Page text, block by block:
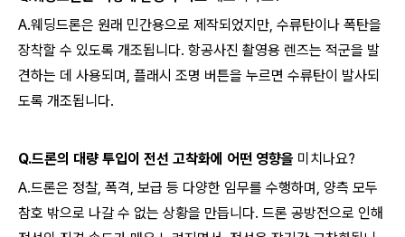
A.웨딩드론은 원래 민간용으로 제작되었지만, 수류탄이나 폭탄을
장착할 수 있도록 개조됩니다. 항공사진 촬영용 렌즈는 적군을 발
견하는 데 사용되며, 플래시 조명 버튼을 누르면 수류탄이 발사되
도록 개조됩니다.
Q.드론의 대량 투입이 전선 고착화에 어떤 영향을 미치나요?
A.드론은 정찰, 폭격, 보급 등 다양한 임무를 수행하며, 양측 모두
참호 밖으로 나갈 수 없는 상황을 만듭니다. 드론 공방전으로 인해